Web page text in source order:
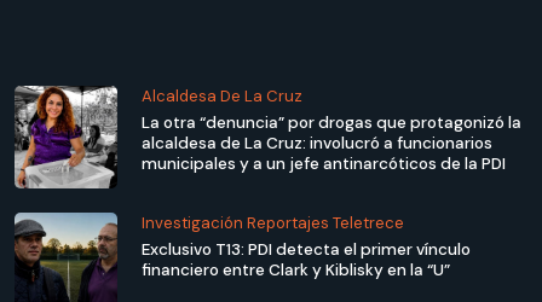
Alcaldesa De La Cruz
La otra “denuncia” por drogas que protagonizó la
alcaldesa de La Cruz: involucró a funcionarios
municipales y a un jefe antinarcóticos de la PDI
Investigación Reportajes Teletrece
Exclusivo T13: PDI detecta el primer vínculo
financiero entre Clark y Kiblisky en la “U”